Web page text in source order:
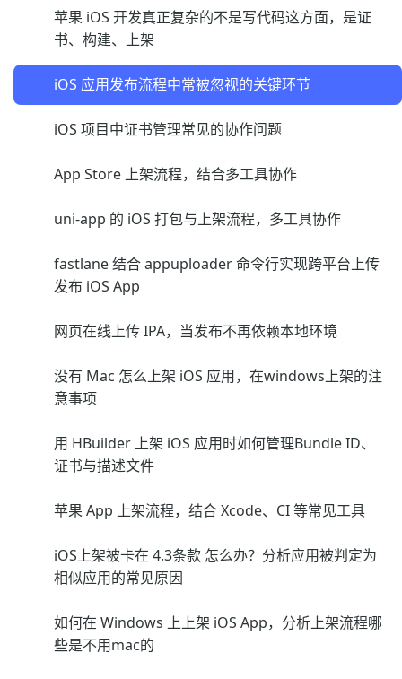
苹果 iOS 开发真正复杂的不是写代码这方面，是证
书、构建、上架
iOS 应用发布流程中常被忽视的关键环节
iOS 项目中证书管理常见的协作问题
App Store 上架流程，结合多工具协作
uni-app 的 iOS 打包与上架流程，多工具协作
fastlane 结合 appuploader 命令行实现跨平台上传
发布 iOS App
网页在线上传 IPA，当发布不再依赖本地环境
没有 Mac 怎么上架 iOS 应用，在windows上架的注
意事项
用 HBuilder 上架 iOS 应用时如何管理Bundle ID、
证书与描述文件
苹果 App 上架流程，结合 Xcode、CI 等常见工具
iOS上架被卡在 4.3条款 怎么办？分析应用被判定为
相似应用的常见原因
如何在 Windows 上上架 iOS App，分析上架流程哪
些是不用mac的